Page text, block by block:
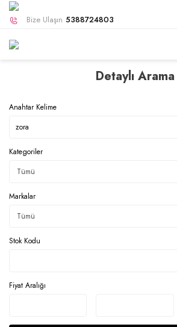
Bize Ulaşın 5388724803
Detaylı Arama
Anahtar Kelime
Kategoriler
Markalar
Stok Kodu
Fiyat Aralığı